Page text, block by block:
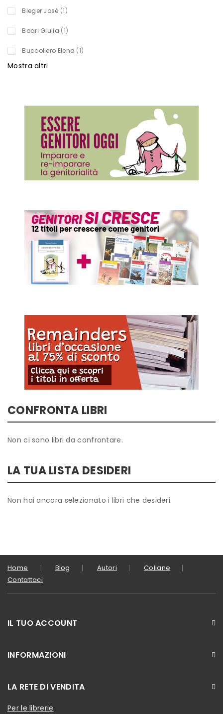
Bleger José 1titolo
Boari Giulia 1titolo
Buccoliero Elena 1titolo
Mostra altri
CONFRONTA LIBRI
Non ci sono libri da confrontare.
LA TUA LISTA DESIDERI
Non hai ancora selezionato i libri che desideri.
Home Blog Autori
Collane
Contattaci
IL TUO ACCOUNT
INFORMAZIONI
LA RETE DI VENDITA
Per le librerie